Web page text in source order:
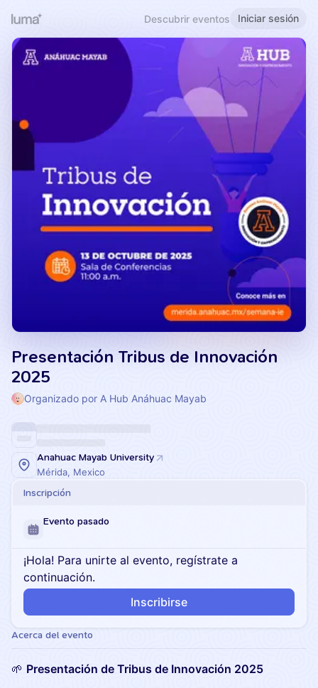
Descubrir eventos Iniciar sesión
Presentación Tribus de Innovación
2025
Organizado por A Hub Anáhuac Mayab
Anahuac Mayab University
Mérida, Mexico
Inscripción
Evento pasado
¡Hola! Para unirte al evento, regístrate a
continuación.
Inscribirse
Acerca del evento
🌱 Presentación de Tribus de Innovación 2025